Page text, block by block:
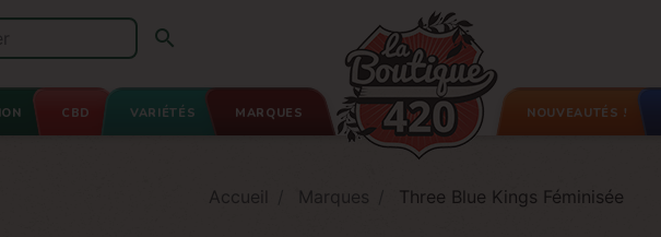

CBD VARIÉTÉS MARQUES NOUVEAUTÉS !
Accueil Marques Three Blue Kings Féminisée